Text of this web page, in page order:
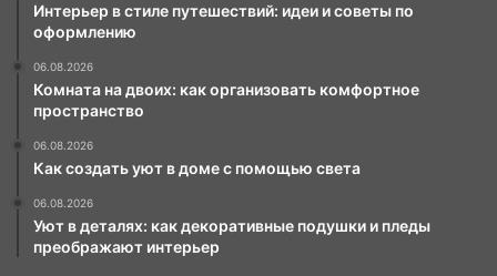
Интерьер в стиле путешествий: идеи и советы по
оформлению
06.08.2026
Комната на двоих: как организовать комфортное
пространство
06.08.2026
Как создать уют в доме с помощью света
06.08.2026
Уют в деталях: как декоративные подушки и пледы
преображают интерьер